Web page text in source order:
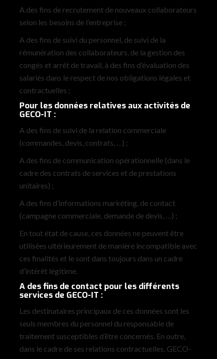
A des fins de recrutement de nouveaux collaborateurs
selon les besoins de l’entreprise ;
A des fins de suivi du personnel, de suivi de la
rémunération des collaborateurs, de la gestion des
congés et arrêt de travail, à des fins d’évaluation des
salariés dans le respect de nos obligations légales et
contractuelles ;
Pour les données relatives aux activités de
GECO-IT :
A des fins de suivi de la relation commerciale
(commandes, devis, contrats, …) ;
A des fins de communication opérationnelle (dans le
cadre des contrats de services et de prestations
unitaires) ;
A des fins d’informations markéting, de contact
(campagne commerciale, demande de devis, …) ;
En tout état de cause, ces données ne peuvent être
utilisées ultérieurement de manière incompatible avec
ces finalités et le sont dans toujours dans un cadre
d’intérêt légitime.
A des fins de contact pour les différents
services de GECO-IT :
Les destinataires principaux de ces données sont les
seuls membres du personnel du responsable de
traitement susceptibles d’être concernés. En outre,
dans le cadre de ses relations contractuelles, GECO-